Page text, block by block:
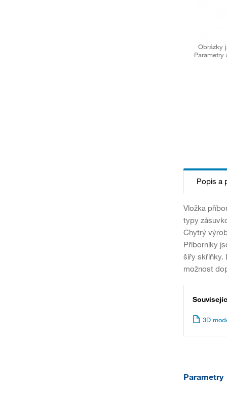
Obrázky
Popis a
Vložka
typy
Chytrý
Příborníky
šířy skříňky.
možnost
3D
Parametry